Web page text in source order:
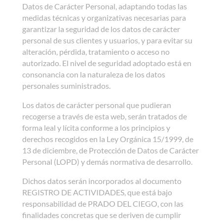
Datos de Carácter Personal, adaptando todas las
medidas técnicas y organizativas necesarias para
garantizar la seguridad de los datos de carácter
personal de sus clientes y usuarios, y para evitar su
alteración, pérdida, tratamiento o acceso no
autorizado. El nivel de seguridad adoptado está en
consonancia con la naturaleza de los datos
personales suministrados.
Los datos de carácter personal que pudieran
recogerse a través de esta web, serán tratados de
forma leal y lícita conforme a los principios y
derechos recogidos en la Ley Orgánica 15/1999, de
13 de diciembre, de Protección de Datos de Carácter
Personal (LOPD) y demás normativa de desarrollo.
Dichos datos serán incorporados al documento
REGISTRO DE ACTIVIDADES, que está bajo
responsabilidad de PRADO DEL CIEGO, con las
finalidades concretas que se deriven de cumplir